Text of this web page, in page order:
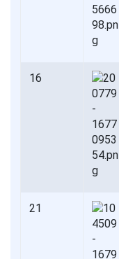
16
21